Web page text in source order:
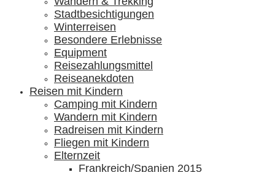
Stadtbesichtigungen
Winterreisen
Besondere Erlebnisse
Equipment
Reisezahlungsmittel
Reiseanekdoten
Reisen mit Kindern
Camping mit Kindern
Wandern mit Kindern
Radreisen mit Kindern
Fliegen mit Kindern
Elternzeit
Frankreich/Spanien 2015